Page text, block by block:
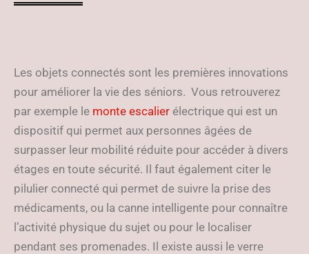
Les objets connectés sont les premières innovations
pour améliorer la vie des séniors. Vous retrouverez
par exemple le monte escalier électrique qui est un
dispositif qui permet aux personnes âgées de
surpasser leur mobilité réduite pour accéder à divers
étages en toute sécurité. Il faut également citer le
pilulier connecté qui permet de suivre la prise des
médicaments, ou la canne intelligente pour connaître
l’activité physique du sujet ou pour le localiser
pendant ses promenades. Il existe aussi le verre